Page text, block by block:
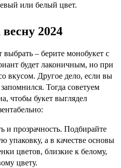
или белый цвет.
2024
выбрать – берите монобукет с
будет лаконичным, но при
вкусом. Другое дело, если вы
Тогда советуем
чтобы букет выглядел
и прозрачность. Подбирайте
упаковку, а в качестве основы
цветов, близкие к белому,
цвету.